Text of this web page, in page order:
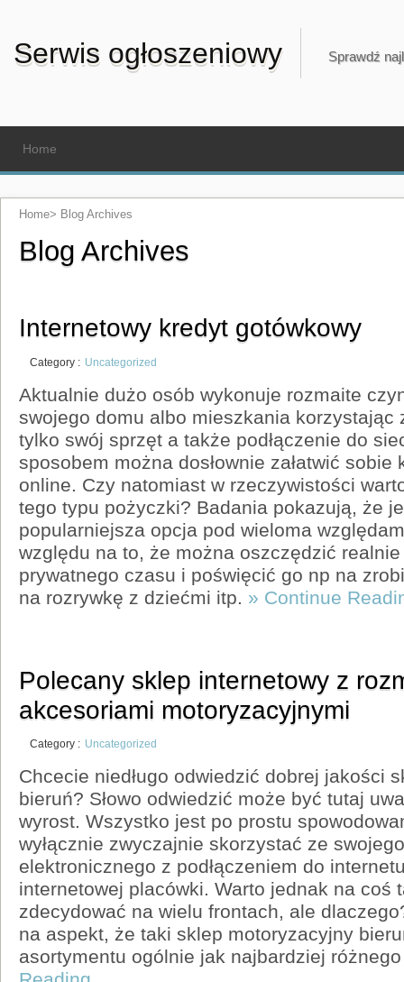
Serwis ogłoszeniowy Sprawdź
Home
Home> Blog Archives
Blog Archives
Internetowy kredyt gotówkowy
Category : Uncategorized
Aktualnie dużo osób wykonuje rozmaite
swojego domu albo mieszkania korzystając
tylko swój sprzęt a także podłączenie do
sposobem można dosłownie załatwić sobie
online. Czy natomiast w rzeczywistości
tego typu pożyczki? Badania pokazują, że
popularniejsza opcja pod wieloma
względu na to, że można oszczędzić
prywatnego czasu i poświęcić go np na
na rozrywkę z dziećmi itp. » Continue
Polecany sklep internetowy z
akcesoriami motoryzacyjnymi
Category : Uncategorized
Chcecie niedługo odwiedzić dobrej jakości
bieruń? Słowo odwiedzić może być tutaj
wyrost. Wszystko jest po prostu
wyłącznie zwyczajnie skorzystać ze
elektronicznego z podłączeniem do
internetowej placówki. Warto jednak na coś
zdecydować na wielu frontach, ale
na aspekt, że taki sklep motoryzacyjny
asortymentu ogólnie jak najbardziej